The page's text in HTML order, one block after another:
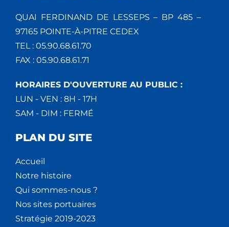
QUAI FERDINAND DE LESSEPS – BP 485 –
97165 POINTE-À-PITRE CEDEX
TEL : 05.90.68.61.70
FAX : 05.90.68.61.71
HORAIRES D'OUVERTURE AU PUBLIC :
LUN - VEN : 8H - 17H
SAM - DIM : FERMÉ
PLAN DU SITE
Accueil
Notre histoire
Qui sommes-nous ?
Nos sites portuaires
Stratégie 2019-2023